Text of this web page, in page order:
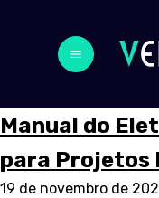
Manual do
para Projetos
19 de novembro de